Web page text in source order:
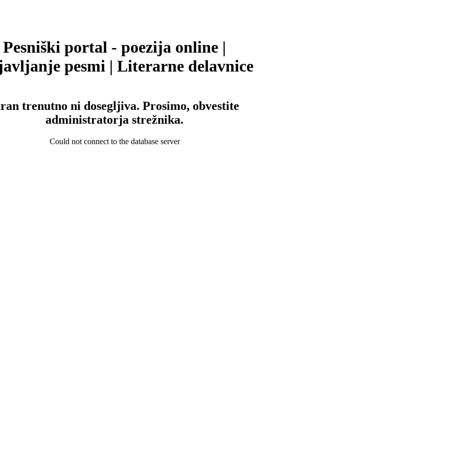
Pesniški portal - poezija online |
pesmi | Literarne delavnice
trenutno ni dosegljiva. Prosimo, obvestite
administratorja strežnika.
Could not connect to the database server